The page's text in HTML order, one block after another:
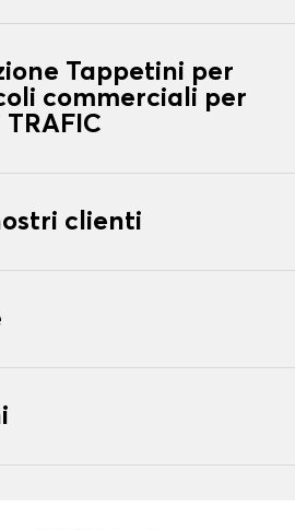
Tappetini per
commerciali per
TRAFIC
clienti